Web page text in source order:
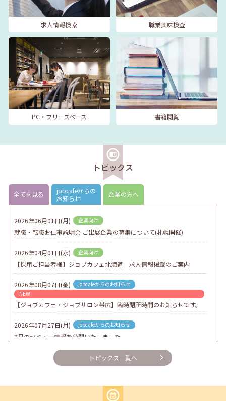
求人情報検索 職業興味検査
PC・フリースペース 書籍閲覧
トピックス
全てを見る
jobcafeからの
お知らせ
企業の方へ
2026年06月01日(月) 企業向け
就職・転職お仕事説明会 ご出展企業の募集について(札幌開催)
2026年04月01日(水) 企業向け
【採用ご担当者様】ジョブカフェ北海道 求人情報掲載のご案内
2026年08月07日(金)
jobcafeからのお知らせ
NEW
【ジョブカフェ・ジョブサロン帯広】臨時閉所時間のお知らせです。
2026年07月27日(月) jobcafeからのお知らせ
8月のセミナー情報を公開いたしました。
2026年07月01日(水) 企業向け
企業様向けセミナー「現場を巻き込む！人事のための『越境人材育
jobcafeからのお知らせ
トピックス一覧へ